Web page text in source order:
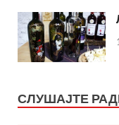
СЛУШАЈТЕ